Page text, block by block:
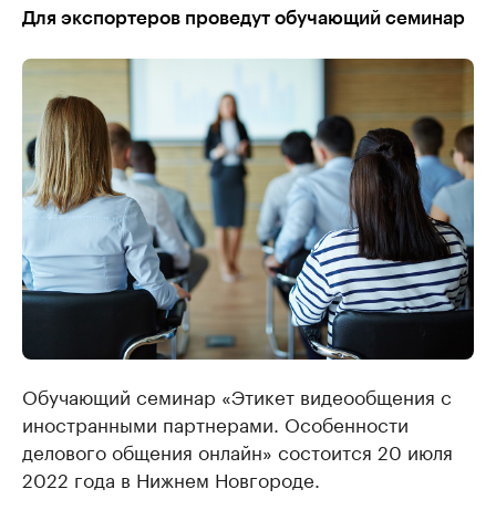
Для экспортеров проведут обучающий семинар
Обучающий семинар «Этикет видеообщения с
иностранными партнерами. Особенности
делового общения онлайн» состоится 20 июля
2022 года в Нижнем Новгороде.